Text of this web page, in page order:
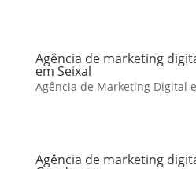
Agência de marketing
em Seixal
Agência de Marketing Digital
Agência de marketing